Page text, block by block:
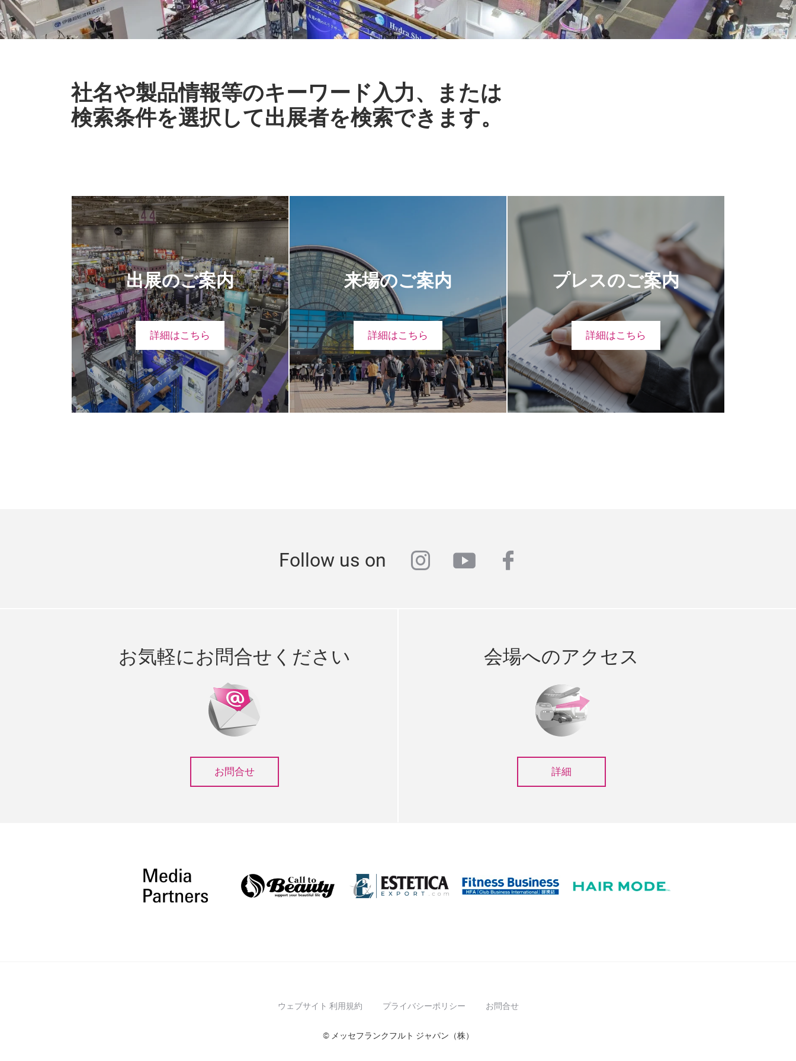
社名や製品情報等のキーワード入力、または
検索条件を選択して出展者を検索できます。
出展のご案内
詳細はこちら
来場のご案内
詳細はこちら
プレスのご案内
詳細はこちら
Follow us on instagram
youtubefacebook
お気軽にお問合せください
お問合せ
会場へのアクセス
詳細
ウェブサイト 利用規約 プライバシーポリシー お問合せ
© メッセフランクフルト ジャパン（株）